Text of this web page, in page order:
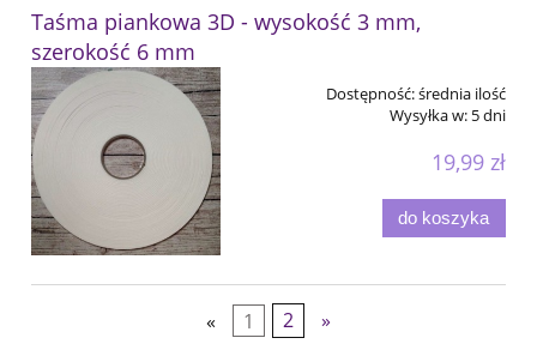
Taśma piankowa 3D - wysokość 3 mm,
szerokość 6 mm
Dostępność:średnia ilość
Wysyłka w: 5 dni
19,99 zł
do koszyka
« 1 2 »